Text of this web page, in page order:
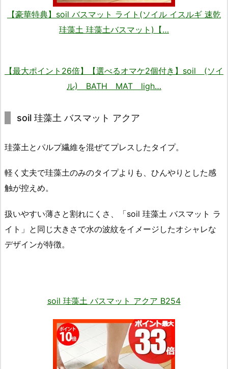
【豪華特典】soil バスマット ライト(ソイル イスルギ 速乾
珪藻土 珪藻土バスマット)【…
【最大ポイント26倍】【選べるオマケ2個付き】soil (ソイ
ル) BATH MAT ligh…
soil 珪藻土 バスマット アクア
珪藻土とパルプ繊維を混ぜてプレスしたタイプ。
軽く丈夫で珪藻土のみのタイプよりも、ひんやりとした感
触が控えめ。
扱いやすい薄さと割れにくさ、「soil 珪藻土 バスマット ラ
イト」と同じ大きさで水の波紋をイメージしたオシャレな
デザインが特徴。
soil 珪藻土 バスマット アクア B254